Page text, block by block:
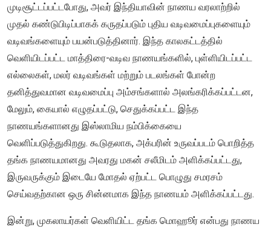
முடிசூட்டப்பட்டபோது, அவர் இந்தியாவின் நாணய வரலாற்றில்
முதல் கண்டுபிடிப்பாகக் கருதப்படும் புதிய வடிவமைப்புகளையும்
வடிவங்களையும் பயன்படுத்தினார். இந்த காலகட்டத்தில்
வெளியிடப்பட்ட மாத்திரை-வடிவ நாணயங்களில், புள்ளியிடப்பட்ட
எல்லைகள், மலர் வடிவங்கள் மற்றும் படலங்கள் போன்ற
தனித்துவமான வடிவமைப்பு அம்சங்களால் அலங்கரிக்கப்பட்டன,
மேலும், கையால் எழுதப்பட்டு, செதுக்கப்பட்ட இந்த
நாணயங்களானது இஸ்லாமிய நம்பிக்கையை
வெளிப்படுத்துகிறது. கூடுதலாக, அக்பரின் உருவப்படம் பொறித்த
தங்க நாணயமானது அவரது மகன் சலீமிடம் அளிக்கப்பட்டது,
இருவருக்கும் இடையே மோதல் ஏற்பட்ட பொழுது சமரசம்
செய்வதற்கான ஒரு சின்னமாக இந்த நாணயம் அளிக்கப்பட்டது.
இன்று, முகலாயர்கள் வெளியிட்ட தங்க மொஹூர் என்பது நாணய